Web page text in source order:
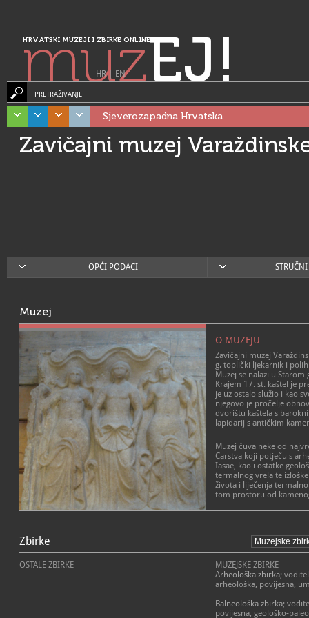
HRVATSKI MUZEJI I ZBIRKE ONLINE
muzEJ!
HR| EN
PRETRAŽIVANJE
Sjeverozapadna Hrvatska
Zavičajni muzej
OPĆI PODACI
Muzej
O MUZEJU
Zavičajni muzej
g. toplički ljekarnik i
Muzej se nalazi u
Krajem 17. st. kaštel je
je uz ostalo služio i kao
njegovo je pročelje
dvorištu kaštela s
lapidarij s antičkim
Muzej čuva neke od
Carstva koji potječu s
Iasae, kao i ostatke
termalnog vrela te
života i liječenja
tom prostoru od
poznato rimsko naselje
parku otkriven je
kupališta s bazenima i
trijemovima,
izvora, te kapitolija s
Zbirke
OSTALE ZBIRKE
MUZEJSKE ZBIRKE
Arheološka zbirka;
arheološka, povijesna,
Balneološka zbirka;
povijesna, geološko-